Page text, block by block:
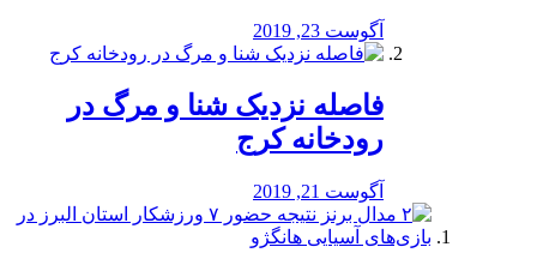
آگوست 23, 2019
️فاصله نزدیک شنا و مرگ در
رودخانه کرج
آگوست 21, 2019